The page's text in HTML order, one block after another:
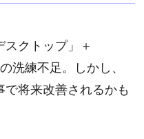
クトップ」＋
洗練不足。しかし、
将来改善されるかも